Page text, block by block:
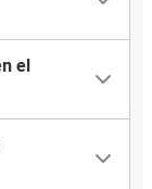
el